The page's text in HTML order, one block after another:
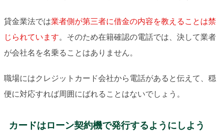
貸金業法では業者側が第三者に借金の内容を教えることは禁
じられています。そのため在籍確認の電話では、決して業者
が会社名を名乗ることはありません。
職場にはクレジットカード会社から電話があると伝えて、穏
便に対応すれば周囲にばれることはないでしょう。
カードはローン契約機で発行するようにしよう